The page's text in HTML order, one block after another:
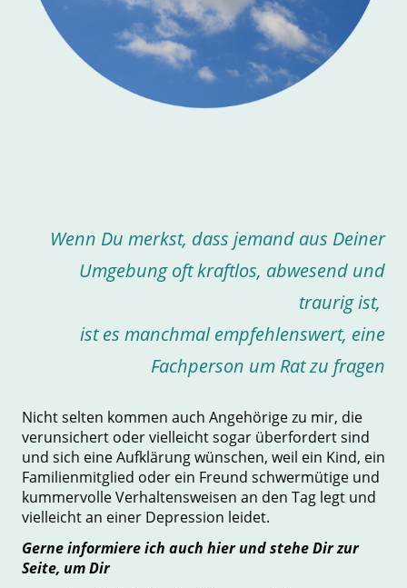
Wenn Du merkst, dass jemand aus Deiner
Umgebung oft kraftlos, abwesend und
traurig ist,
ist es manchmal empfehlenswert, eine
Fachperson um Rat zu fragen
Nicht selten kommen auch Angehörige zu mir, die
verunsichert oder vielleicht sogar überfordert sind
und sich eine Aufklärung wünschen, weil ein Kind, ein
Familienmitglied oder ein Freund schwermütige und
kummervolle Verhaltensweisen an den Tag legt und
vielleicht an einer Depression leidet.
Gerne informiere ich auch hier und stehe Dir zur
Seite, um Dir